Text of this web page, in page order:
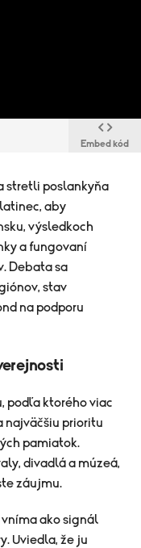
Embed kód
stretli poslankyňa
aby
výsledkoch
a fungovaní
Debata sa
stav
na podporu
podľa ktorého viac
najväčšiu prioritu
pamiatok.
divadlá a múzeá,
záujmu.
ako signál
Uviedla, že ju